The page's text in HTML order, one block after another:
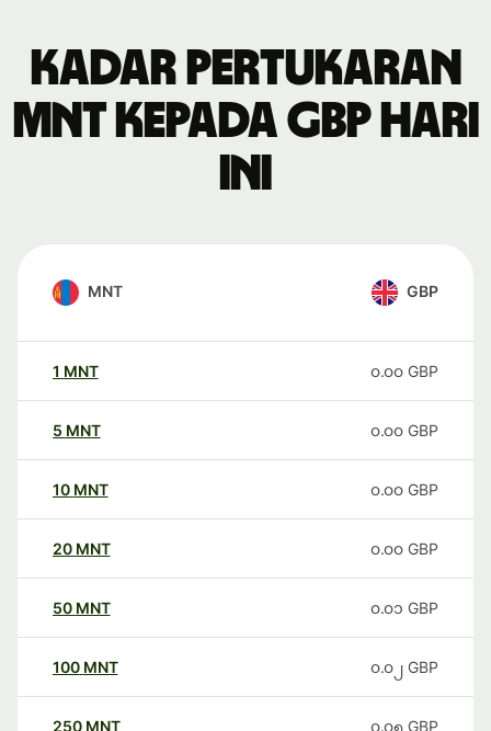
Kadar pertukaran
MNT kepada GBP hari
ini
MNT GBP
1 MNT ၀.၀၀ GBP
5 MNT ၀.၀၀ GBP
10 MNT ၀.၀၀ GBP
20 MNT ၀.၀၀ GBP
50 MNT ၀.၀၁ GBP
100 MNT ၀.၀၂ GBP
250 MNT ၀.၀၅ GBP